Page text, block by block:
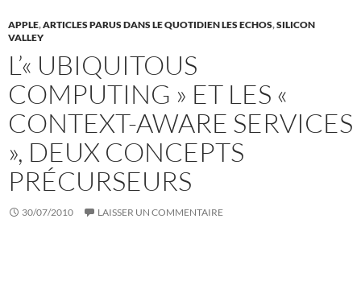
APPLE,ARTICLES PARUS DANS LE QUOTIDIEN LES ECHOS,SILICON
VALLEY
L’« UBIQUITOUS
COMPUTING » ET LES «
CONTEXT-AWARE SERVICES
», DEUX CONCEPTS
PRÉCURSEURS
30/07/2010 LAISSER UN COMMENTAIRE